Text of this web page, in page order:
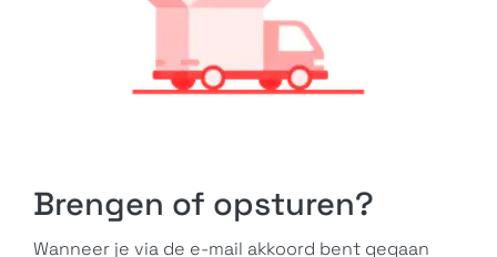
Brengen of opsturen?
Wanneer je via de e-mail akkoord bent gegaan